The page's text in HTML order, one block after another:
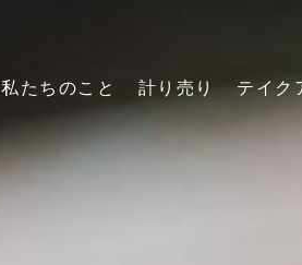
私たちのこと 計り売り テイク